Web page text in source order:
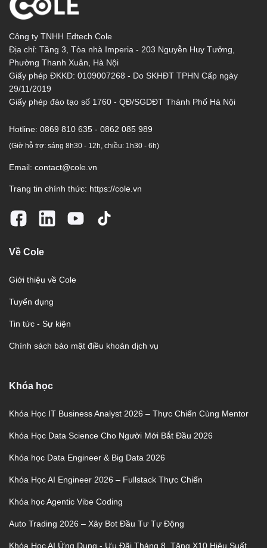
Công ty TNHH Edtech Cole
Địa chỉ: Tầng 3, Tòa nhà Imperia - 203 Nguyễn Huy Tưởng,
Phường Thanh Xuân, Hà Nội
Giấy phép ĐKKD: 0109007268 - Do SKHĐT TPHN Cấp ngày
29/11/2019
Giấy phép đào tạo số 1760 - QĐ/SGDĐT Thành Phố Hà Nội
Hotline: 0869 810 635 - 0862 085 989
(Giờ hỗ trợ: sáng 8h30 - 12h, chiều: 1h30 - 6h)
Email: contact@cole.vn
Trang tin chính thức: https://cole.vn
Về Cole
Giới thiệu về Cole
Tuyển dụng
Tin tức - Sự kiện
Chính sách bảo mật điều khoản dịch vụ
Khóa học
Khóa Học IT Business Analyst 2026 – Thực Chiến Cùng Mentor
Khóa Học Data Science Cho Người Mới Bắt Đầu 2026
Khóa học Data Engineer & Big Data 2026
Khóa Học AI Engineer 2026 – Fullstack Thực Chiến
Khóa học Agentic Vibe Coding
Auto Trading 2026 – Xây Bot Đầu Tư Tự Động
Khóa Học AI Ứng Dụng - Ưu Đãi Tháng 8, Tăng X10 Hiệu Suất